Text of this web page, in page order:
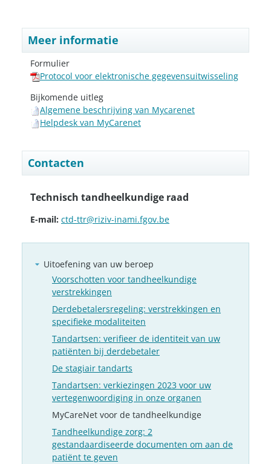
Uitoefening van uw beroep
Voorschotten voor tandheelkundige
verstrekkingen
Derdebetalersregeling: verstrekkingen en
specifieke modaliteiten
Tandartsen: verifieer de identiteit van uw
patiënten bij derdebetaler
De stagiair tandarts
Tandartsen: verkiezingen 2023 voor uw
vertegenwoordiging in onze organen
MyCareNet voor de tandheelkundige
Tandheelkundige zorg: 2
gestandaardiseerde documenten om aan de
patiënt te geven
Meer informatie
Formulier
Protocol voor elektronische gegevensuitwisseling
Bijkomende uitleg
Algemene beschrijving van Mycarenet
Helpdesk van MyCarenet
Contacten
Technisch tandheelkundige raad
E-mail: ctd-ttr@riziv-inami.fgov.be